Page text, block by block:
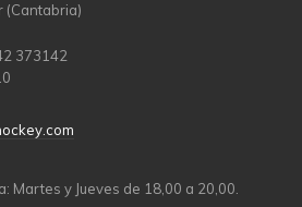
(Cantabria)
373142
Martes y Jueves de 18,00 a 20,00.